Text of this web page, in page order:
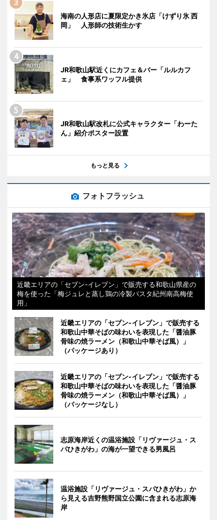
海南の人形店に夏限定かき氷店「けずり氷 西
岡」 人形師の技術生かす
JR和歌山駅近くにカフェ＆バー「ルルカフ
ェ」 食事系ワッフル提供
JR和歌山駅改札に公式キャラクター「わーた
ん」紹介ポスター設置
もっと見る
フォトフラッシュ
近畿エリアの「セブン-イレブン」で販売する和歌山県産の
梅を使った「梅ジュレと蒸し鶏の冷製パスタ紀州南高梅使
用」
近畿エリアの「セブン-イレブン」で販売する
和歌山中華そばの味わいを表現した「醤油豚
骨味の焼ラーメン（和歌山中華そば風）」
（パッケージあり）
近畿エリアの「セブン-イレブン」で販売する
和歌山中華そばの味わいを表現した「醤油豚
骨味の焼ラーメン（和歌山中華そば風）」
（パッケージなし）
志原海岸近くの温浴施設「リヴァージュ・ス
パひきがわ」の海が一望できる男風呂
温浴施設「リヴァージュ・スパひきがわ」か
ら見える吉野熊野国立公園に含まれる志原海
岸